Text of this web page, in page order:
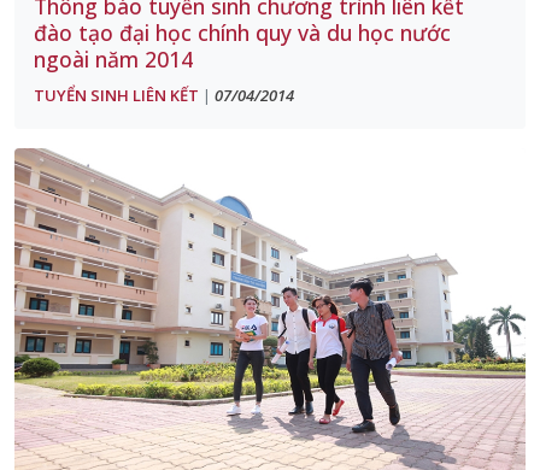
Thông báo tuyển sinh chương trình liên kết
đào tạo đại học chính quy và du học nước
ngoài năm 2014
TUYỂN SINH LIÊN KẾT | 07/04/2014